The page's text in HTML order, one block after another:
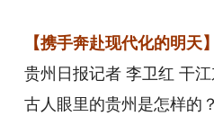
【携手奔赴现代化的明天】
贵州日报记者 李卫红 干江
古人眼里的贵州是怎样的？